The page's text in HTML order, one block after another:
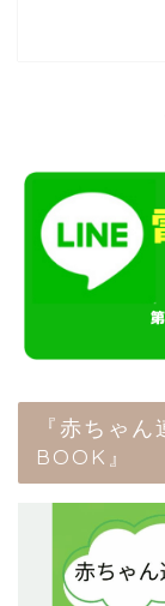
『赤ちゃ
BOOK』